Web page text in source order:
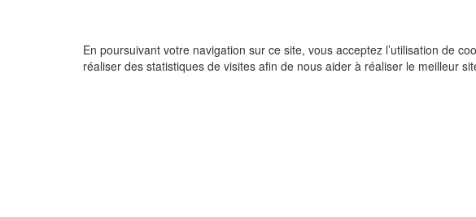
En poursuivant votre navigation sur ce site, vous acceptez l’utilisation de
réaliser des statistiques de visites afin de nous aider à réaliser le meilleur